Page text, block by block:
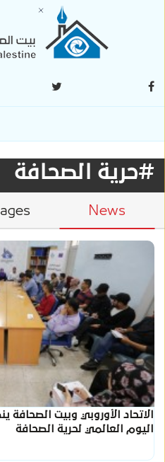
#حرية الصحافة
News
الاتحاد الأوروبي وبيت
اليوم العالمي لحرية الصحافة